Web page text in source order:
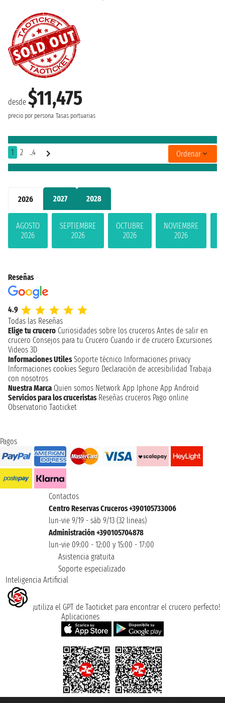
2026 2027 2028
AGOSTO
2026
SEPTIEMBRE
2026
OCTUBRE
2026
NOVIEMBRE
2026
desde $11,475
precio por persona Tasas portuarias
1 2 ..4 Ordenar
Reseñas
4.9
Todas las Reseñas
Elige tu crucero Curiosidades sobre los cruceros Antes de salir en
crucero Consejos para tu Crucero Cuando ir de crucero Excursiones
Videos 3D
Informaciones Utiles Soporte técnico Informaciones privacy
Informaciones cookies Seguro Declaración de accesibilidad Trabaja
con nosotros
Nuestra Marca Quien somos Network App Iphone App Android
Servicios para los cruceristas Reseñas cruceros Pago online
Observatorio Taoticket
Pagos
Contactos
Centro Reservas Cruceros +390105733006
lun-vie 9/19 - sáb 9/13 (32 lineas)
Administración +390105704878
lun-vie 09:00 - 12:00 y 15:00 - 17:00
Asistencia gratuita
Soporte especializado
Inteligencia Artificial
¡utiliza el GPT de Taoticket para encontrar el crucero perfecto!
Aplicaciones